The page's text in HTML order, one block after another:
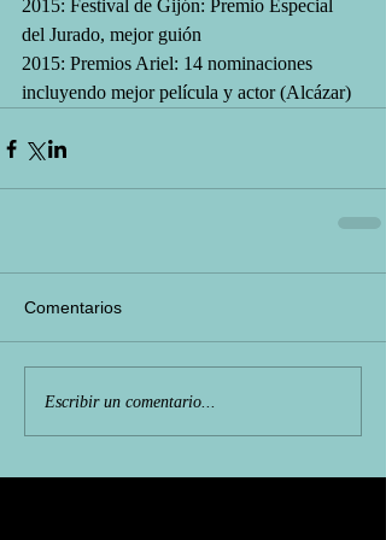
2015: Festival de Gijón: Premio Especial
del Jurado, mejor guión
2015: Premios Ariel: 14 nominaciones
incluyendo mejor película y actor (Alcázar)
Comentarios
Escribir un comentario...